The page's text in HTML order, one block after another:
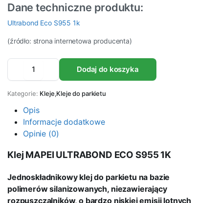
Dane techniczne produktu:
Ultrabond Eco S955 1k
(źródło: strona internetowa producenta)
parkietu
ULTRABOND
ECO
S955
1K
14kg
ilość
Dodaj do koszyka
Kategorie: Kleje,Kleje do parkietu
Opis
Informacje dodatkowe
Opinie (0)
Klej MAPEI ULTRABOND ECO S955 1K
Jednoskładnikowy klej do parkietu na bazie
polimerów silanizowanych, niezawierający
rozpuszczalników, o bardzo niskiej emisji lotnych